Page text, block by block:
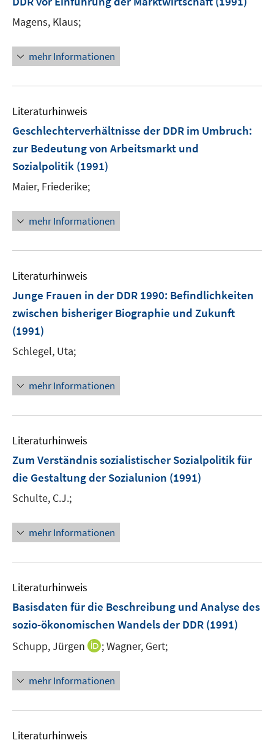
n
Magens, Klaus;
mehr Informationen
Literaturhinweis
Geschlechterverhältnisse der DDR im Umbruch:
zur Bedeutung von Arbeitsmarkt und
Sozialpolitik (1991)
Maier, Friederike;
mehr Informationen
Literaturhinweis
Junge Frauen in der DDR 1990: Befindlichkeiten
zwischen bisheriger Biographie und Zukunft
(1991)
Schlegel, Uta;
mehr Informationen
Literaturhinweis
Zum Verständnis sozialistischer Sozialpolitik für
die Gestaltung der Sozialunion (1991)
Schulte, C.J.;
mehr Informationen
Literaturhinweis
Basisdaten für die Beschreibung und Analyse des
sozio-ökonomischen Wandels der DDR (1991)
Schupp, Jürgen
I
n
e
;Wagner, Gert;
mehr Informationen
Literaturhinweis